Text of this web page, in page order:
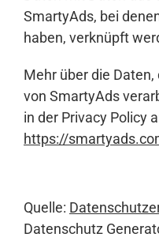
SmartyAds, bei
haben, verknüpft
Mehr über die
von SmartyAds
in der Privacy Policy
https://
Quelle:
Datenschutz